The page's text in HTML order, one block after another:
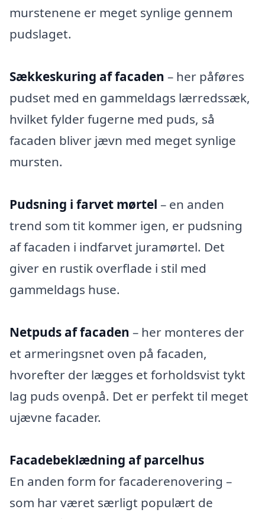
murstenene er meget synlige gennem
pudslaget.
Sækkeskuring af facaden – her påføres
pudset med en gammeldags lærredssæk,
hvilket fylder fugerne med puds, så
facaden bliver jævn med meget synlige
mursten.
Pudsning i farvet mørtel – en anden
trend som tit kommer igen, er pudsning
af facaden i indfarvet juramørtel. Det
giver en rustik overflade i stil med
gammeldags huse.
Netpuds af facaden – her monteres der
et armeringsnet oven på facaden,
hvorefter der lægges et forholdsvist tykt
lag puds ovenpå. Det er perfekt til meget
ujævne facader.
Facadebeklædning af parcelhus
En anden form for facaderenovering –
som har været særligt populært de